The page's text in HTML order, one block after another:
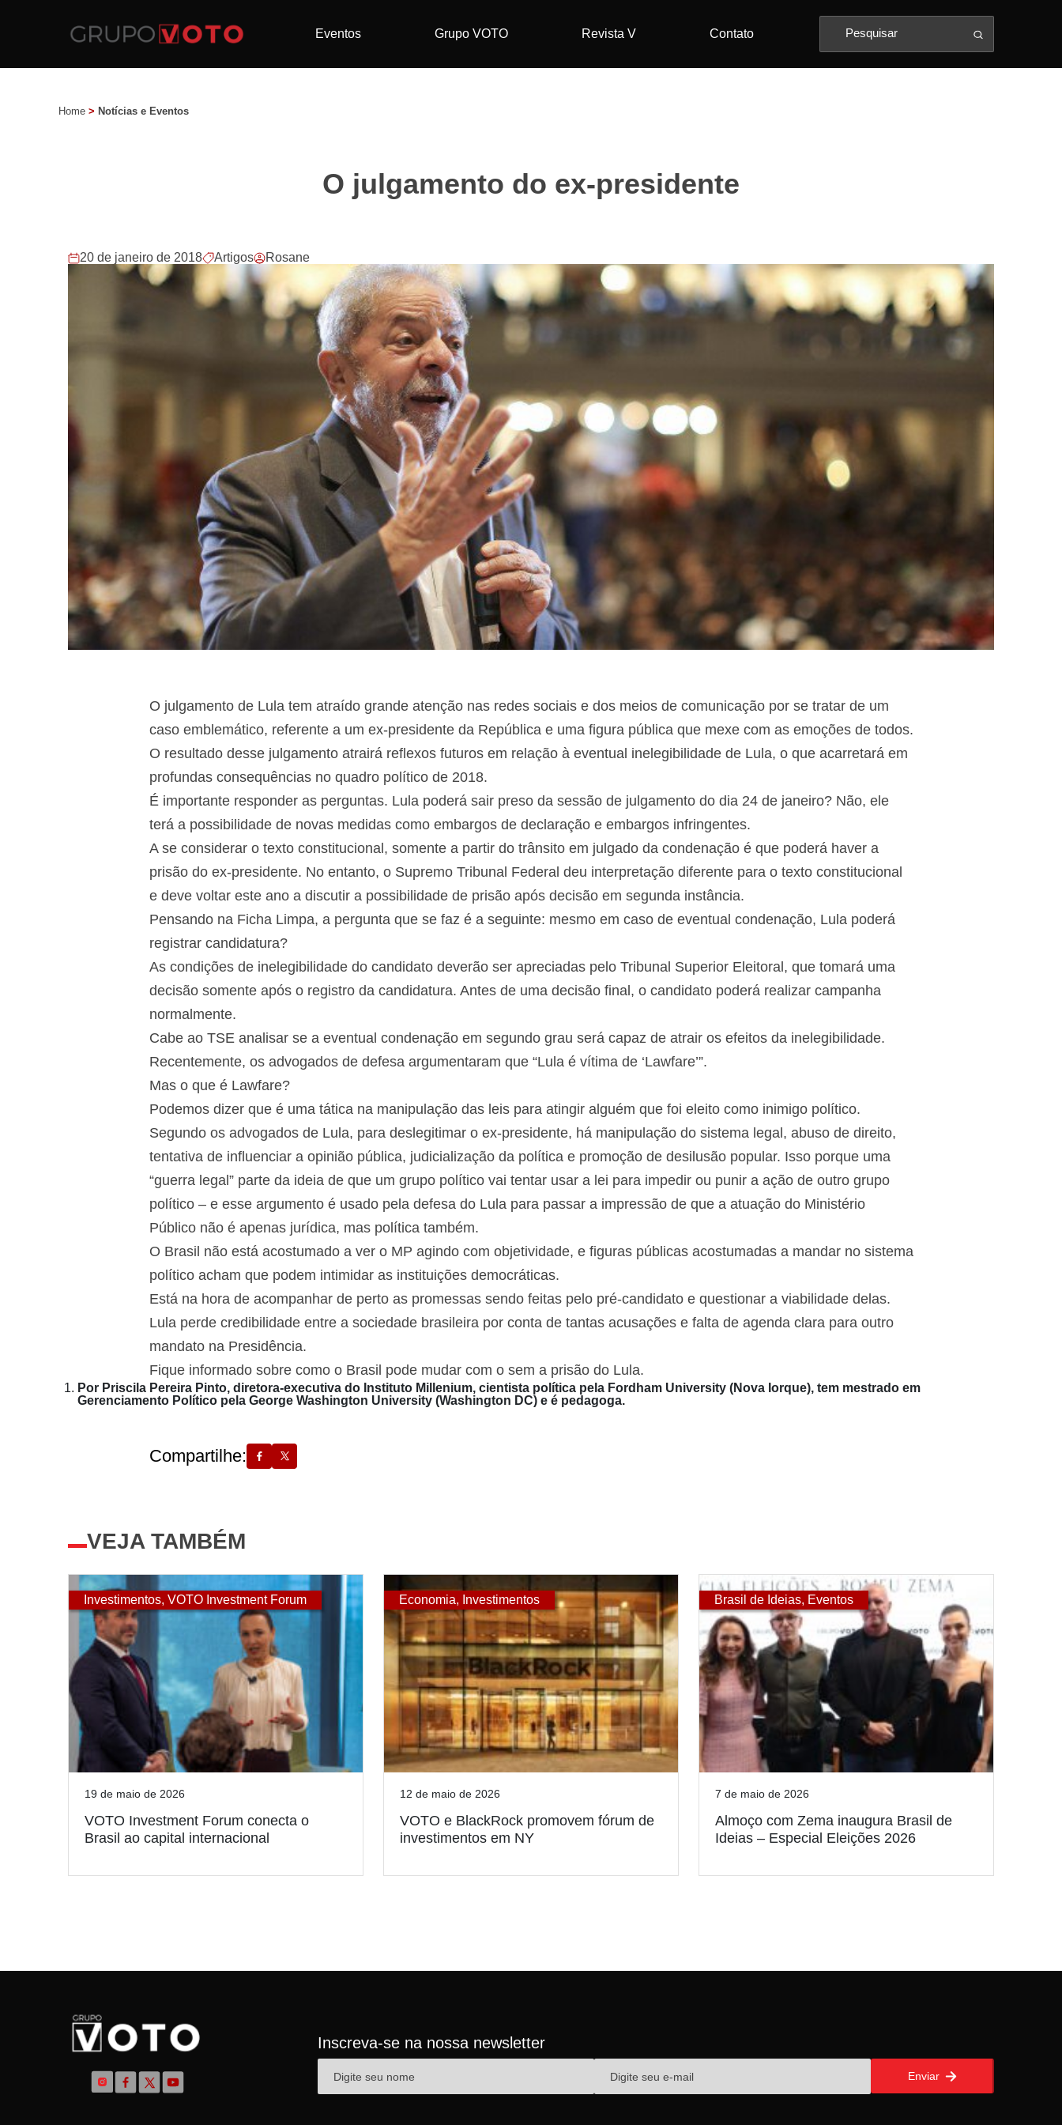
Eventos Grupo VOTO Revista V Contato
Home > Notícias e Eventos
O julgamento do ex-presidente
20 de janeiro de 2018 Artigos Rosane
O julgamento de Lula tem atraído grande atenção nas redes sociais e dos meios de comunicação por se tratar de um
caso emblemático, referente a um ex-presidente da República e uma figura pública que mexe com as emoções de todos.
O resultado desse julgamento atrairá reflexos futuros em relação à eventual inelegibilidade de Lula, o que acarretará em
profundas consequências no quadro político de 2018.
É importante responder as perguntas. Lula poderá sair preso da sessão de julgamento do dia 24 de janeiro? Não, ele
terá a possibilidade de novas medidas como embargos de declaração e embargos infringentes.
A se considerar o texto constitucional, somente a partir do trânsito em julgado da condenação é que poderá haver a
prisão do ex-presidente. No entanto, o Supremo Tribunal Federal deu interpretação diferente para o texto constitucional
e deve voltar este ano a discutir a possibilidade de prisão após decisão em segunda instância.
Pensando na Ficha Limpa, a pergunta que se faz é a seguinte: mesmo em caso de eventual condenação, Lula poderá
registrar candidatura?
As condições de inelegibilidade do candidato deverão ser apreciadas pelo Tribunal Superior Eleitoral, que tomará uma
decisão somente após o registro da candidatura. Antes de uma decisão final, o candidato poderá realizar campanha
normalmente.
Cabe ao TSE analisar se a eventual condenação em segundo grau será capaz de atrair os efeitos da inelegibilidade.
Recentemente, os advogados de defesa argumentaram que “Lula é vítima de ‘Lawfare’”.
Mas o que é Lawfare?
Podemos dizer que é uma tática na manipulação das leis para atingir alguém que foi eleito como inimigo político.
Segundo os advogados de Lula, para deslegitimar o ex-presidente, há manipulação do sistema legal, abuso de direito,
tentativa de influenciar a opinião pública, judicialização da política e promoção de desilusão popular. Isso porque uma
“guerra legal” parte da ideia de que um grupo político vai tentar usar a lei para impedir ou punir a ação de outro grupo
político – e esse argumento é usado pela defesa do Lula para passar a impressão de que a atuação do Ministério
Público não é apenas jurídica, mas política também.
O Brasil não está acostumado a ver o MP agindo com objetividade, e figuras públicas acostumadas a mandar no sistema
político acham que podem intimidar as instituições democráticas.
Está na hora de acompanhar de perto as promessas sendo feitas pelo pré-candidato e questionar a viabilidade delas.
Lula perde credibilidade entre a sociedade brasileira por conta de tantas acusações e falta de agenda clara para outro
mandato na Presidência.
Fique informado sobre como o Brasil pode mudar com o sem a prisão do Lula.
Por Priscila Pereira Pinto, diretora-executiva do Instituto Millenium, cientista política pela Fordham University (Nova Iorque), tem mestrado em
Gerenciamento Político pela George Washington University (Washington DC) e é pedagoga.
Compartilhe:
VEJA TAMBÉM
Investimentos, VOTO Investment Forum
19 de maio de 2026
VOTO Investment Forum conecta o
Brasil ao capital internacional
Economia, Investimentos
12 de maio de 2026
VOTO e BlackRock promovem fórum de
investimentos em NY
Brasil de Ideias, Eventos
7 de maio de 2026
Almoço com Zema inaugura Brasil de
Ideias – Especial Eleições 2026
Inscreva-se na nossa newsletter
Enviar